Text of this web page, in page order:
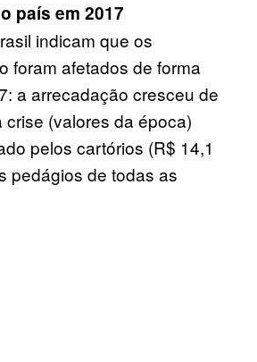
país em 2017
indicam que os
foram afetados de forma
a arrecadação cresceu de
(valores da época)
pelos cartórios (R$ 14,1
pedágios de todas as